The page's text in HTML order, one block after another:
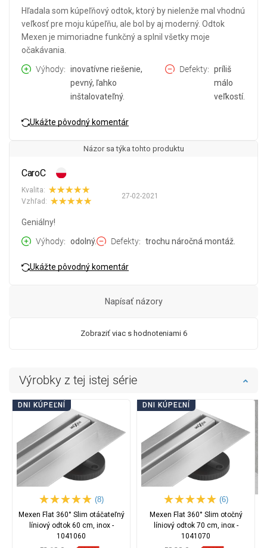
Hľadala som kúpeľňový odtok, ktorý by nielenže mal vhodnú
veľkosť pre moju kúpeľňu, ale bol by aj moderný. Odtok
Mexen je mimoriadne funkčný a splnil všetky moje
očakávania.
Výhody
inovatívne riešenie,
pevný, ľahko
inštalovateľný.
Defekty
príliš
málo
veľkostí.
Ukážte pôvodný komentár
Názor sa týka tohto produktu
CaroC
27-02-2021
Kvalita:
Vzhľad:
Geniálny!
Výhody
odolný. Defekty trochu náročná montáž.
Ukážte pôvodný komentár
Zobraziť viac s hodnoteniami 6
Napísať názory
Výrobky z tej istej série
DNI KÚPEĽNÍ
(8)
Mexen Flat 360° Slim otáčateľný
líniový odtok 60 cm, inox -
1041060
DNI KÚPEĽNÍ
(6)
Mexen Flat 360° Slim otočný
líniový odtok 70 cm, inox -
1041070